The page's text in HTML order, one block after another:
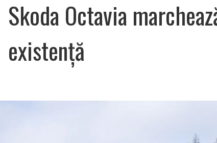
Skoda Octavia
existență